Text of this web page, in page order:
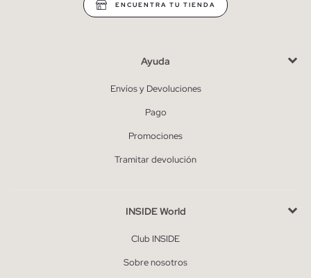
ENCUENTRA TU TIENDA
Ayuda
Envíos y Devoluciones
Pago
Promociones
Tramitar devolución
INSIDE World
Club INSIDE
Sobre nosotros